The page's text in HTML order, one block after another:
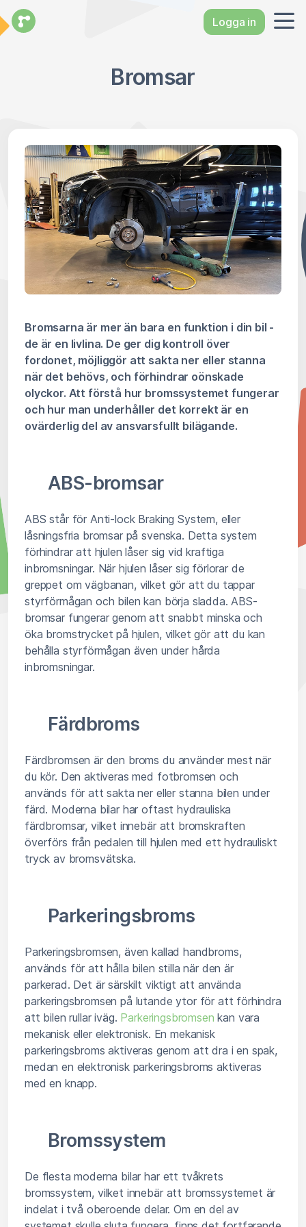
Logga in
Bromsar
Bromsarna är mer än bara en funktion i din bil -
de är en livlina. De ger dig kontroll över
fordonet, möjliggör att sakta ner eller stanna
när det behövs, och förhindrar oönskade
olyckor. Att förstå hur bromssystemet fungerar
och hur man underhåller det korrekt är en
ovärderlig del av ansvarsfullt bilägande.
ABS-bromsar
ABS står för Anti-lock Braking System, eller
låsningsfria bromsar på svenska. Detta system
förhindrar att hjulen låser sig vid kraftiga
inbromsningar. När hjulen låser sig förlorar de
greppet om vägbanan, vilket gör att du tappar
styrförmågan och bilen kan börja sladda. ABS-
bromsar fungerar genom att snabbt minska och
öka bromstrycket på hjulen, vilket gör att du kan
behålla styrförmågan även under hårda
inbromsningar.
Färdbroms
Färdbromsen är den broms du använder mest när
du kör. Den aktiveras med fotbromsen och
används för att sakta ner eller stanna bilen under
färd. Moderna bilar har oftast hydrauliska
färdbromsar, vilket innebär att bromskraften
överförs från pedalen till hjulen med ett hydrauliskt
tryck av bromsvätska.
Parkeringsbroms
Parkeringsbromsen, även kallad handbroms,
används för att hålla bilen stilla när den är
parkerad. Det är särskilt viktigt att använda
parkeringsbromsen på lutande ytor för att förhindra
att bilen rullar iväg. Parkeringsbromsen kan vara
mekanisk eller elektronisk. En mekanisk
parkeringsbroms aktiveras genom att dra i en spak,
medan en elektronisk parkeringsbroms aktiveras
med en knapp.
Bromssystem
De flesta moderna bilar har ett tvåkrets
bromssystem, vilket innebär att bromssystemet är
indelat i två oberoende delar. Om en del av